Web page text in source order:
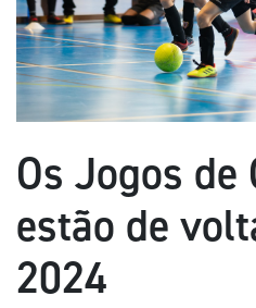
Os Jogos de
estão de
2024